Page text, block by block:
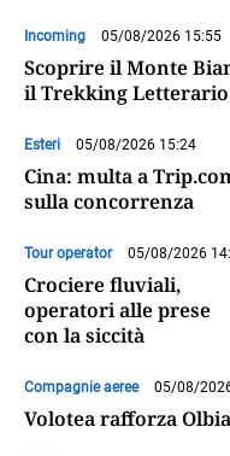
Incoming 05/08/2026 15:55
Scoprire il Monte
il Trekking Letterario
Esteri 05/08/2026 15:24
Cina: multa a
sulla concorrenza
Tour operator 05/08/2026
Crociere fluviali,
operatori alle prese
con la siccità
Compagnie aeree 05/08/
Volotea rafforza